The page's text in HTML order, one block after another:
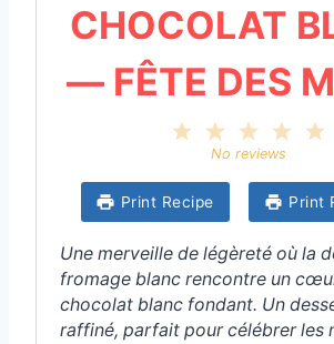
CHOCOLAT
— FÊTE DES
4
a
r
s
3
S
a
r
s
2
S
a
a
r
No reviews
Print Recipe Print
Une merveille de légèreté où la
fromage blanc rencontre un
chocolat blanc fondant. Un
raffiné, parfait pour célébrer les